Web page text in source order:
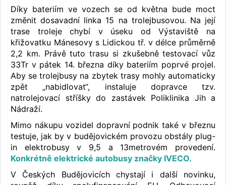
Díky bateriím ve vozech se od května bude moct
změnit dosavadní linka 15 na trolejbusovou. Na její
trase troleje chybí v úseku od Výstaviště na
křižovatku Mánesovy s Lidickou tř. v délce průměrně
2,2 km. Právě tuto trasu si zkušebně testovací vůz
33Tr v pátek 14. března díky bateriím poprvé projel.
Aby se trolejbusy na zbytek trasy mohly automaticky
zpět „nabidlovat“, instaluje dopravce tzv.
natrolejovací stříšky do zastávek Poliklinika Jih a
Nádraží.
Mimo nákupu vozidel dopravní podnik také v březnu
testuje, jak by v budějovickém provozu obstály plug-
in elektrobusy v 9,5 a 13metrovém provedení.
Konkrétně elektrické autobusy značky IVECO.
V Českých Budějovicích chystají i další novinku,